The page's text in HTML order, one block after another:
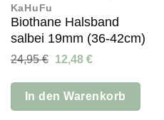
KaHuFu
Biothane Halsband
salbei 19mm (36-42cm)
24,95€
Ursprünglicher
war:
24,95 €
12,48 €Aktueller
ist:
12,48 €.
In den Warenkorb